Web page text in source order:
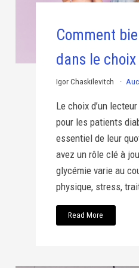
Comment
dans le
Igor Chaskilevitch
Le choix d’un
pour les patients
essentiel de leur
avez un rôle clé à
glycémie varie au
physique, stress,
Read More